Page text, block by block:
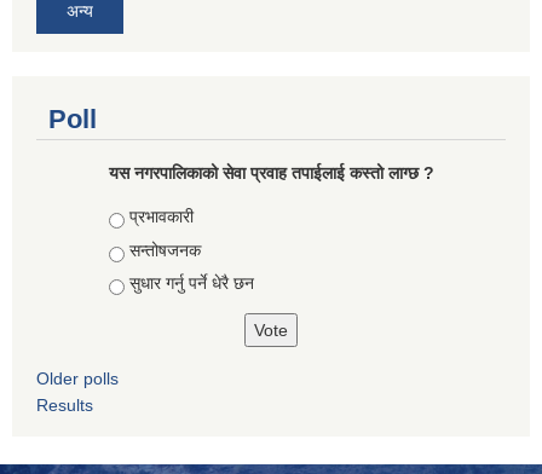
अन्य
Poll
यस नगरपालिकाको सेवा प्रवाह तपाईलाई कस्तो लाग्छ ?
Choices
प्रभावकारी
सन्तोषजनक
सुधार गर्नु पर्ने धेरै छन
Older polls
Results